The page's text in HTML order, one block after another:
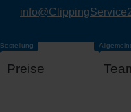
Preise
Bestellung